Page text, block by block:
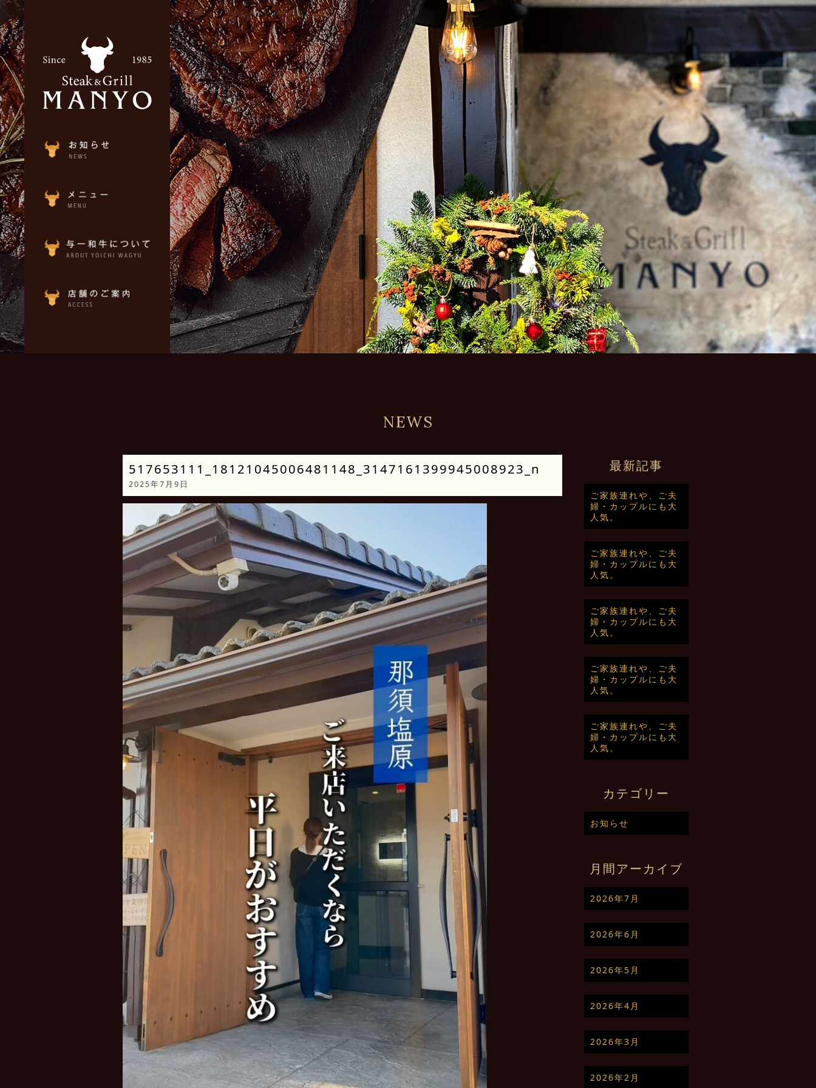
NEWS
517653111_18121045006481148_3147161399945008923_n
2025年7月9日
最新記事
ご家族連れや、ご夫
婦・カップルにも大
人気。
ご家族連れや、ご夫
婦・カップルにも大
人気。
ご家族連れや、ご夫
婦・カップルにも大
人気。
ご家族連れや、ご夫
婦・カップルにも大
人気。
ご家族連れや、ご夫
婦・カップルにも大
人気。
カテゴリー
お知らせ
月間アーカイブ
2026年7月
2026年6月
2026年5月
2026年4月
2026年3月
2026年2月